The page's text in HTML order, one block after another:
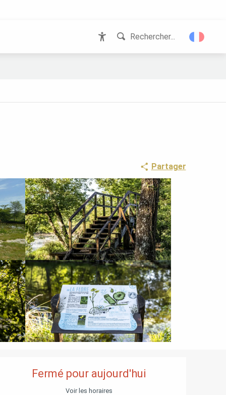
Rechercher...
Partager
OUVERTURE ET
Fermé pour aujourd'hui
Voir les horaires